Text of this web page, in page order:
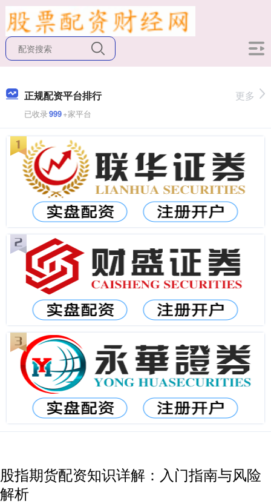
正规配资平台排行
已收录999+家平台
更多
股指期货配资知识详解：入门指南与风险
解析